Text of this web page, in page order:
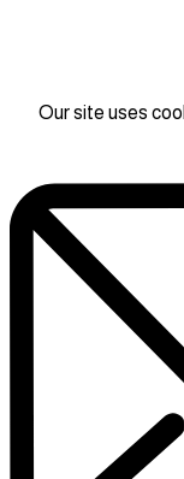
Our site uses